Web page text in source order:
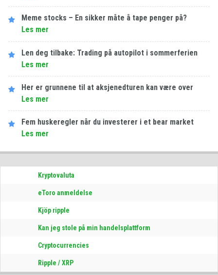
Meme stocks – En sikker måte å tape penger på?
Les​ ​mer
Len deg tilbake: Trading på autopilot i sommerferien
Les​ ​mer
Her er grunnene til at aksjenedturen kan være over
Les​ ​mer
Fem huskeregler når du investerer i et bear market
Les​ ​mer
Kryptovaluta
eToro anmeldelse
Kjöp ripple
Kan jeg stole på min handelsplattform
Cryptocurrencies
Ripple / XRP